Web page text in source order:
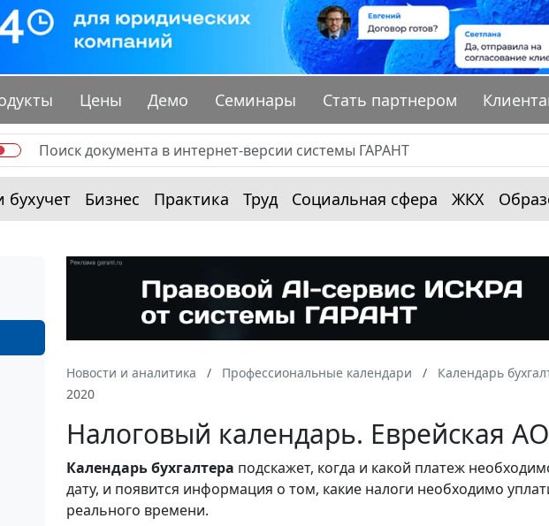
Цены Демо Семинары Стать партнером
бухучет Бизнес Практика Труд Социальная сфера ЖКХ
Новости и аналитика Профессиональные календари Календарь
2020
Налоговый календарь. Еврейская
Календарьбухгалтера подскажет, когда и какой платеж
дату, и появится информация о том, какие налоги необходимо
реального времени.